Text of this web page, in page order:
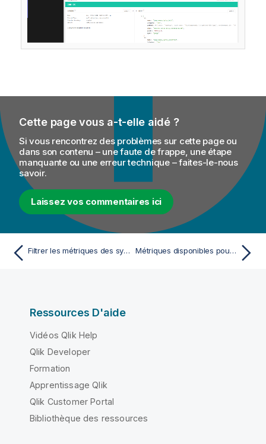
Cette page vous a-t-elle aidé ?
Si vous rencontrez des problèmes sur cette page ou
dans son contenu – une faute de frappe, une étape
manquante ou une erreur technique – faites-le-nous
savoir.
Laissez vos commentaires ici
Filtrer les métriques des systèmes de fichiers Métriques disponibles pour le monitoring
Ressources D'aide
Vidéos Qlik Help
Qlik Developer
Formation
Apprentissage Qlik
Qlik Customer Portal
Bibliothèque des ressources